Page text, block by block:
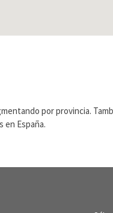
por provincia.
en España.